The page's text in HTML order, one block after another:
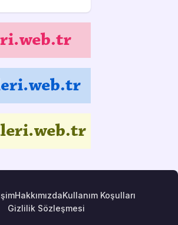
HakkımızdaKullanım Koşulları
Gizlilik Sözleşmesi